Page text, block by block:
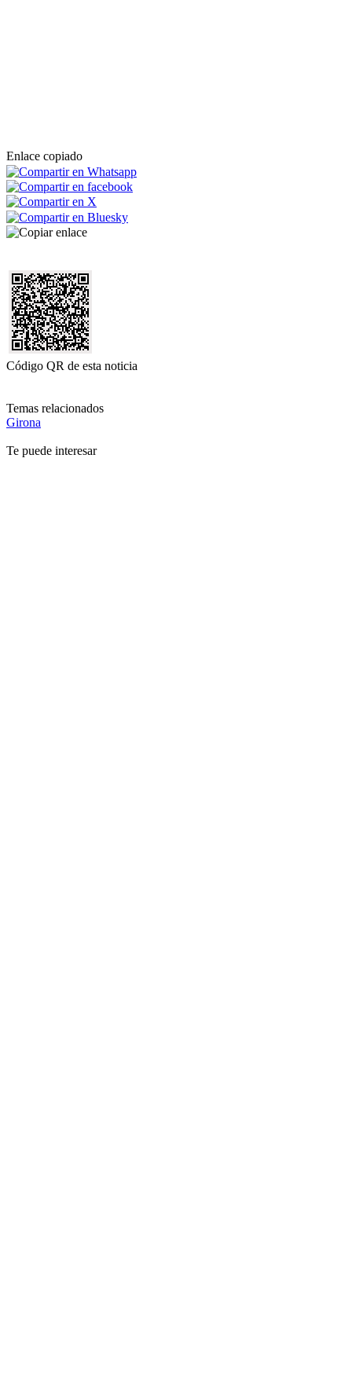
Enlace copiado
Código QR de esta noticia
Temas relacionados
Girona
Te puede interesar